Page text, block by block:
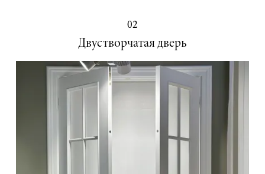
02
Двустворчатая дверь